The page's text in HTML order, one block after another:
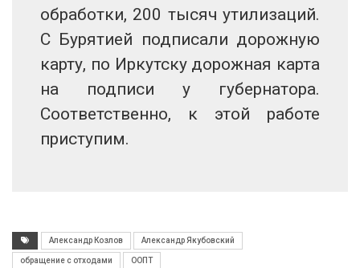
обработки, 200 тысяч утилизаций.
С Бурятией подписали дорожную
карту, по Иркутску дорожная карта
на подписи у губернатора.
Соответственно, к этой работе
приступим.
Александр Козлов Александр Якубовский
обращение с отходами ООПТ